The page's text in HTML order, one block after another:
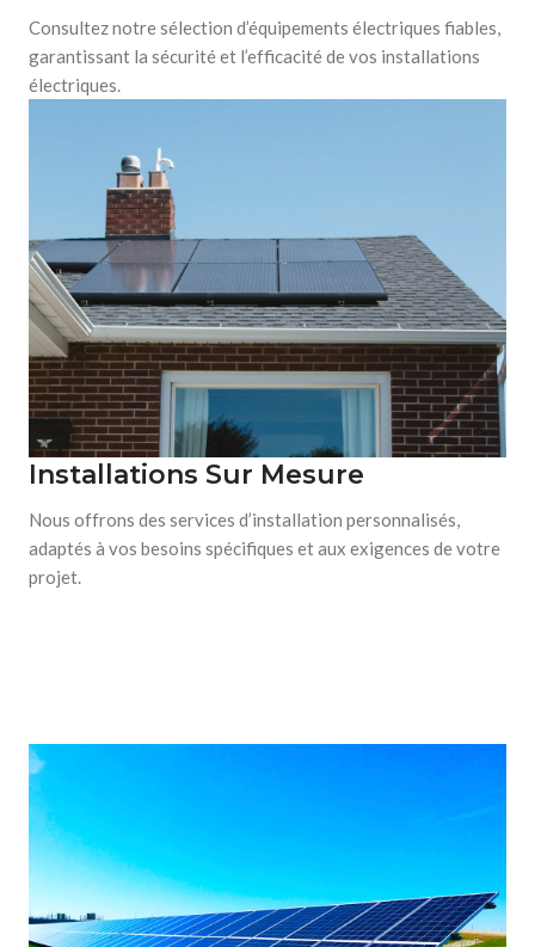
Consultez notre sélection d’équipements électriques fiables,
garantissant la sécurité et l’efficacité de vos installations
électriques.
Installations Sur Mesure
Nous offrons des services d’installation personnalisés,
adaptés à vos besoins spécifiques et aux exigences de votre
projet.